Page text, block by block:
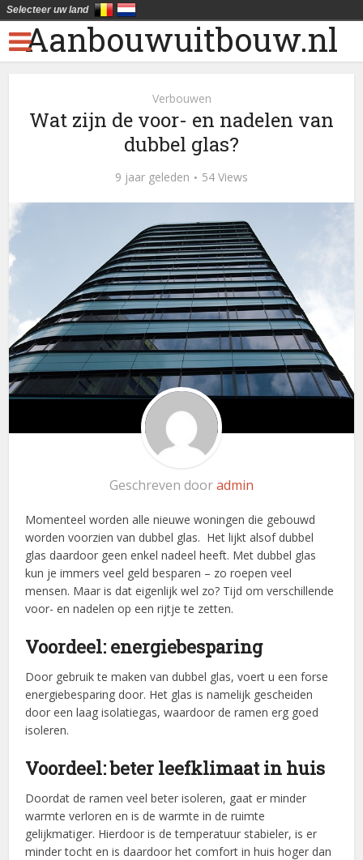
Aanbouwuitbouw.nl
Verbouwen
Wat zijn de voor- en nadelen van
dubbel glas?
9 jaar geleden 54 Views
Geschreven dooradmin
Momenteel worden alle nieuwe woningen die gebouwd
worden voorzien van dubbel glas. Het lijkt alsof dubbel
glas daardoor geen enkel nadeel heeft. Met dubbel glas
kun je immers veel geld besparen – zo roepen veel
mensen. Maar is dat eigenlijk wel zo? Tijd om verschillende
voor- en nadelen op een rijtje te zetten.
Voordeel: energiebesparing
Door gebruik te maken van dubbel glas, voert u een forse
energiebesparing door. Het glas is namelijk gescheiden
door een laag isolatiegas, waardoor de ramen erg goed
isoleren.
Voordeel: beter leefklimaat in huis
Doordat de ramen veel beter isoleren, gaat er minder
warmte verloren en is de warmte in de ruimte
gelijkmatiger. Hierdoor is de temperatuur stabieler, is er
minder tocht en is daardoor het comfort in huis hoger dan
Selecteer uw land